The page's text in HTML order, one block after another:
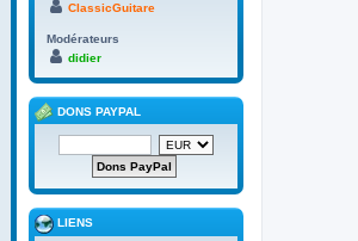
ClassicGuitare
Modérateurs
didier
DONS PAYPAL
LIENS